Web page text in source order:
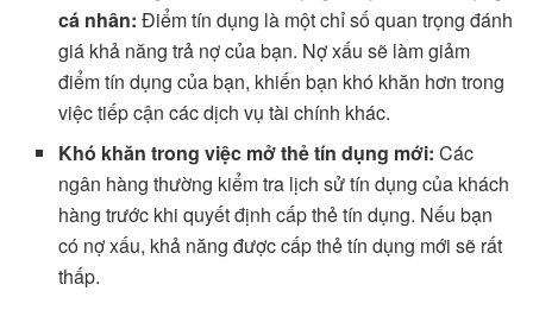
cá nhân: Điểm tín dụng là một chỉ số quan trọng đánh
giá khả năng trả nợ của bạn. Nợ xấu sẽ làm giảm
điểm tín dụng của bạn, khiến bạn khó khăn hơn trong
việc tiếp cận các dịch vụ tài chính khác.
Khó khăn trong việc mở thẻ tín dụng mới: Các
ngân hàng thường kiểm tra lịch sử tín dụng của khách
hàng trước khi quyết định cấp thẻ tín dụng. Nếu bạn
có nợ xấu, khả năng được cấp thẻ tín dụng mới sẽ rất
thấp.